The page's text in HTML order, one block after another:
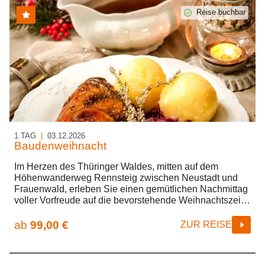
Reise buchbar
1 TAG 03.12.2026
Baudenweihnacht
Im Herzen des Thüringer Waldes, mitten auf dem
Höhenwanderweg Rennsteig zwischen Neustadt und
Frauenwald, erleben Sie einen gemütlichen Nachmittag
voller Vorfreude auf die bevorstehende Weihnachtszeit.
alles für Ihre Ankunft vorbereitet. Von der Wirtin Marion
Müller nach alten Familienrezepten zubereitet, werden
Mittagessen unternehmen Sie eine reizvolle Fahrt in das
ab 99,00 € ZUR REISE